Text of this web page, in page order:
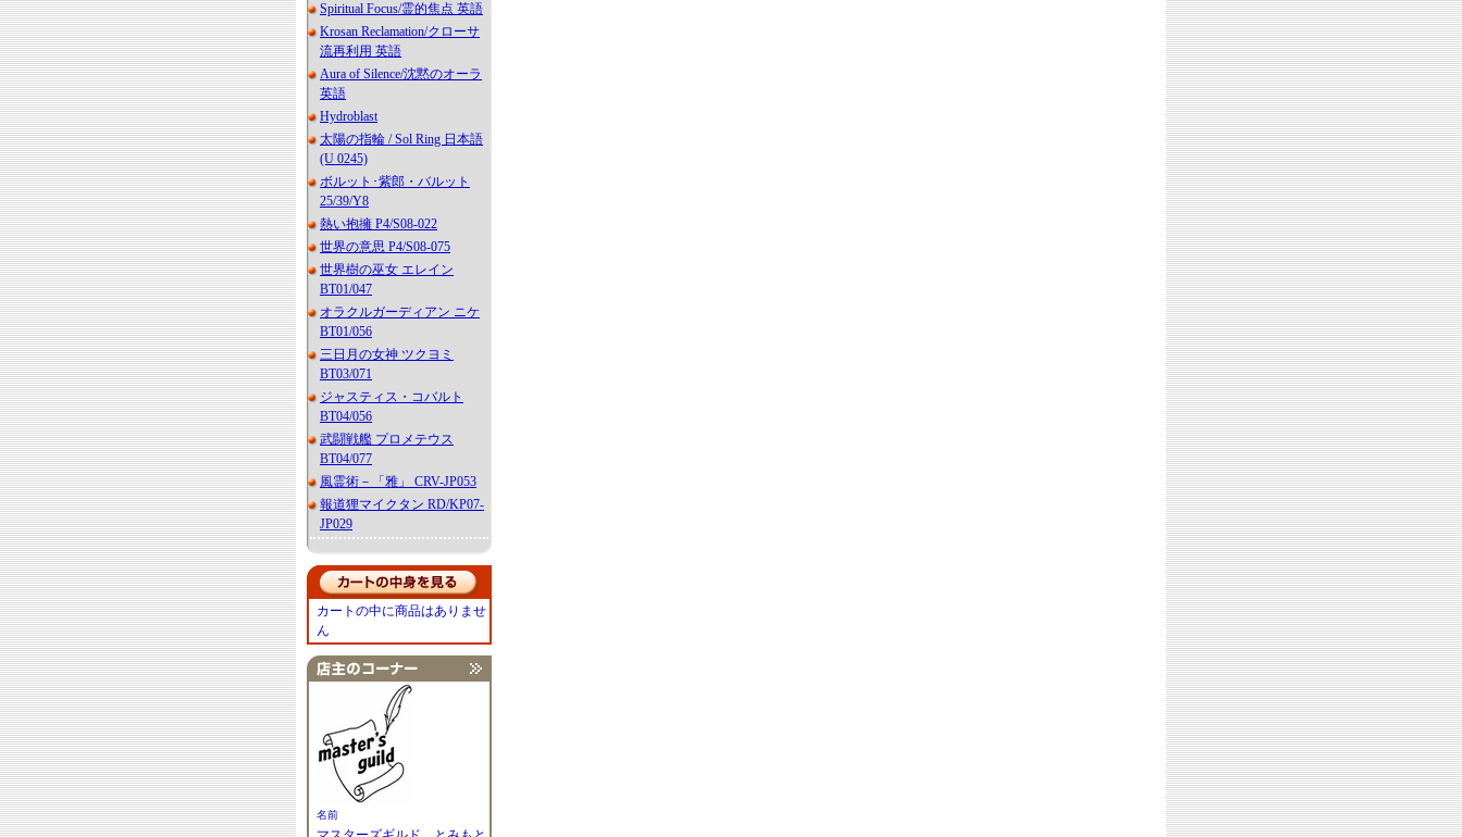
Spiritual Focus/霊的焦点 英語
Krosan Reclamation/クローサ
流再利用 英語
Aura of Silence/沈黙のオーラ
英語
Hydroblast
太陽の指輪 / Sol Ring 日本語
(U 0245)
ボルット･紫郎・バルット
25/39/Y8
熱い抱擁 P4/S08-022
世界の意思 P4/S08-075
世界樹の巫女 エレイン
BT01/047
オラクルガーディアン ニケ
BT01/056
三日月の女神 ツクヨミ
BT03/071
ジャスティス・コバルト
BT04/056
武闘戦艦 プロメテウス
BT04/077
風霊術－「雅」 CRV-JP053
報道狸マイクタン RD/KP07-
JP029
カートの中に商品はありませ
ん
名前